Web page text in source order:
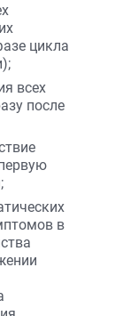
цикла
всех
после
в